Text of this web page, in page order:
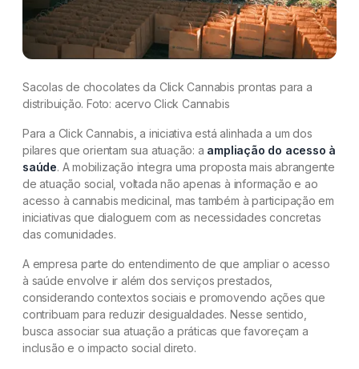
Sacolas de chocolates da Click Cannabis prontas para a
distribuição. Foto: acervo Click Cannabis
Para a Click Cannabis, a iniciativa está alinhada a um dos
pilares que orientam sua atuação: a ampliação do acesso à
saúde. A mobilização integra uma proposta mais abrangente
de atuação social, voltada não apenas à informação e ao
acesso à cannabis medicinal, mas também à participação em
iniciativas que dialoguem com as necessidades concretas
das comunidades.
A empresa parte do entendimento de que ampliar o acesso
à saúde envolve ir além dos serviços prestados,
considerando contextos sociais e promovendo ações que
contribuam para reduzir desigualdades. Nesse sentido,
busca associar sua atuação a práticas que favoreçam a
inclusão e o impacto social direto.